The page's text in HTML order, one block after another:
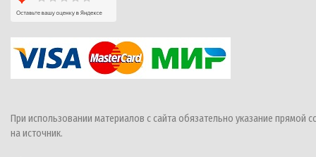
При использовании материалов с сайта обязательно указание прямой
на источник.